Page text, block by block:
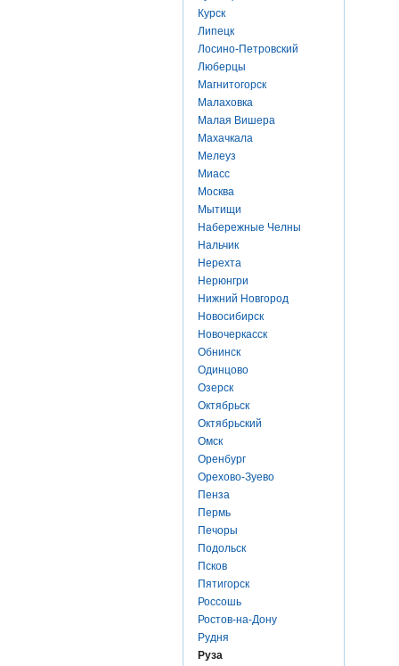
Курск
Липецк
Лосино-Петровский
Люберцы
Магнитогорск
Малаховка
Малая Вишера
Махачкала
Мелеуз
Миасс
Москва
Мытищи
Набережные Челны
Нальчик
Нерехта
Нерюнгри
Нижний Новгород
Новосибирск
Новочеркасск
Обнинск
Одинцово
Озерск
Октябрьск
Октябрьский
Омск
Оренбург
Орехово-Зуево
Пенза
Пермь
Печоры
Подольск
Псков
Пятигорск
Россошь
Ростов-на-Дону
Рудня
Руза